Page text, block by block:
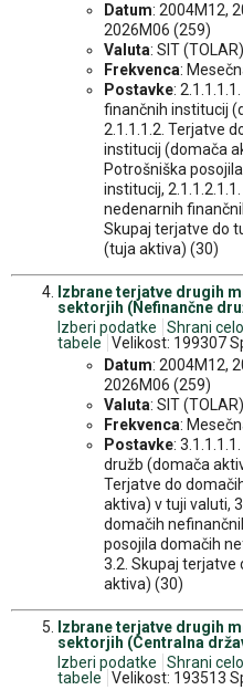
Datum: 2004M12,
2026M06 (259)
Valuta: SIT
Frekvenca:
Postavke:
finančnih institucij
2.1.1.1.2. Terjatve
institucij (domača
Potrošniška
institucij,
nedenarnih
Skupaj terjatve do
(tuja aktiva) (30)
Izbrane terjatve drugih
sektorjih (Nefinančne
Izberi podatke
Shrani
tabele
Velikost: 199307
Datum: 2004M12,
2026M06 (259)
Valuta: SIT
Frekvenca:
Postavke:
družb (domača
Terjatve do
aktiva) v tuji valuti,
domačih
posojila domačih
3.2. Skupaj
aktiva) (30)
Izbrane terjatve drugih
sektorjih (Centralna
Izberi podatke
Shrani
tabele
Velikost: 193513